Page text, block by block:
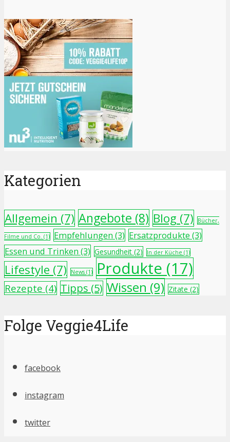
Kategorien
Allgemein (7) Angebote (8) Blog (7) Bücher,
Filme und Co. (1) Empfehlungen(3) Ersatzprodukte (3)
Essen und Trinken(3) Gesundheit (2) In der Küche (1)
Lifestyle (7) News (1) Produkte (17)
Rezepte (4) Tipps (5) Wissen (9) Zitate (2)
Folge Veggie4Life
facebook
instagram
twitter